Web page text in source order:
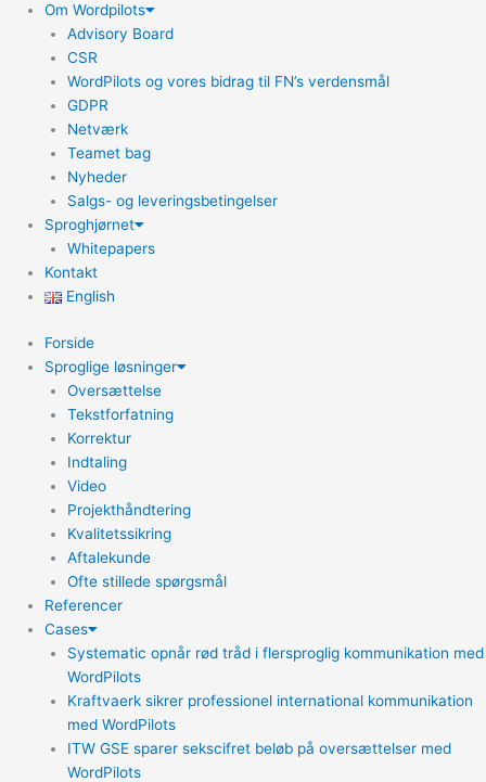
Om Wordpilots
Advisory Board
CSR
WordPilots og vores bidrag til FN’s verdensmål
GDPR
Netværk
Teamet bag
Nyheder
Salgs- og leveringsbetingelser
Sproghjørnet
Whitepapers
Kontakt
English
Forside
Sproglige løsninger
Oversættelse
Tekstforfatning
Korrektur
Indtaling
Video
Projekthåndtering
Kvalitetssikring
Aftalekunde
Ofte stillede spørgsmål
Referencer
Cases
Systematic opnår rød tråd i flersproglig kommunikation med
WordPilots
Kraftvaerk sikrer professionel international kommunikation
med WordPilots
ITW GSE sparer sekscifret beløb på oversættelser med
WordPilots